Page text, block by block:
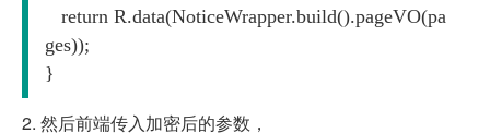
return R.data(NoticeWrapper.build().pageVO(pa
ges));
}
2. 然后前端传入加密后的参数，